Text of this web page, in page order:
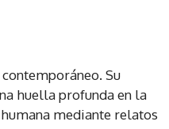
Su
huella profunda en la
mediante relatos